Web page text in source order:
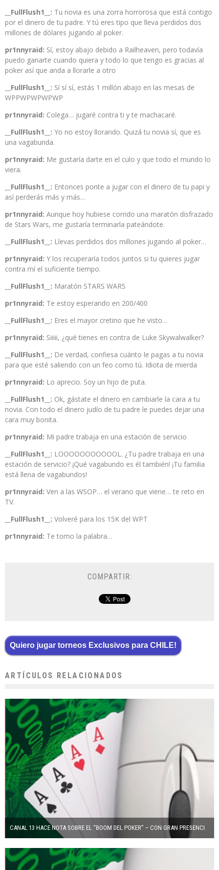
__FullFlush1__: Tu novia es una zorra horrorosa que está contigo
por el dinero de tu padre. Y tú eres tipo que lleva perdidos dos
millones de dólares jugando al poker.
pr1nnyraid: Sí, estoy abajo debido a Railheaven, pero todavía
puedo ganarte cuando quiera y todo lo que tengo es gracias al
poker así que anda a llorarle a otro
__FullFlush1__: Sí sí sí, estás 1 millón abajo en las mesas de
WPPWPWPWPWP
pr1nnyraid: Colega… jugaré contra ti y te machacaré.
__FullFlush1__: Yo no estoy llorando. Quizá tu novia sí, que es
una vagabunda.
pr1nnyraid: Me gustaría darte en el culo y que todo el mundo lo
viera.
__FullFlush1__: Entonces ponte a jugar con el dinero de tu papi y
así perderás más y más…
pr1nnyraid: Aunque hoy hubiese corrido una maratón disfrazado
de Stars Wars, me gustaría terminarla pateándote.
__FullFlush1__: Llevas perdidos dos millones jugando al poker…
pr1nnyraid: Y los recuperaría todos juntos si tu quieres jugar
contra mí el suficiente tiempo.
__FullFlush1__: Maratón STARS WARS
pr1nnyraid: Te estoy esperando en 200/400
__FullFlush1__: Eres el mayor cretino que he visto…
pr1nnyraid: Siiiii, ¿qué tienes en contra de Luke Skywalwalker?
__FullFlush1__: De verdad, confiesa cuánto le pagas a tu novia
para que esté saliendo con un feo como tú. Idiota de mierda
pr1nnyraid: Lo aprecio. Soy un hijo de puta.
__FullFlush1__: Ok, gástate el dinero en cambiarle la cara a tu
novia. Con todo el dinero judío de tu padre le puedes dejar una
cara muy bonita.
pr1nnyraid: Mi padre trabaja en una estación de servicio
__FullFlush1__: LOOOOOOOOOOOL. ¿Tu padre trabaja en una
estación de servicio? ¡Qué vagabundo es él también! ¡Tu familia
está llena de vagabundos!
pr1nnyraid: Ven a las WSOP… el verano que viene… te reto en
TV.
__FullFlush1__: Volveré para los 15K del WPT
pr1nnyraid: Te tomo la palabra…
COMPARTIR:
Quiero jugar torneos Exclusivos para CHILE!
ARTÍCULOS RELACIONADOS